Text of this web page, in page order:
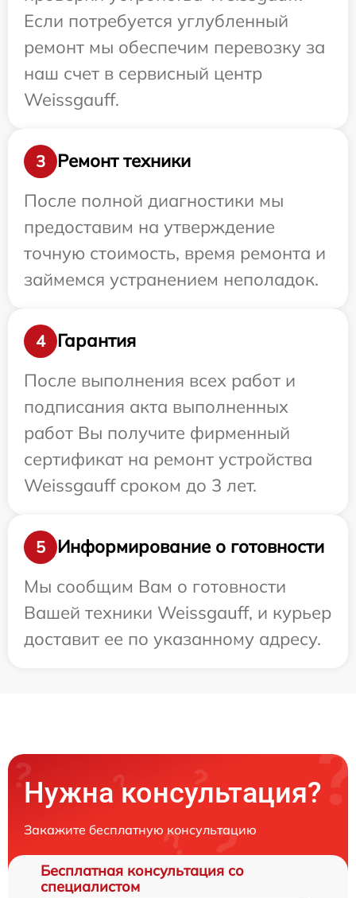
Если потребуется углубленный
ремонт мы обеспечим перевозку за
наш счет в сервисный центр
Weissgauff.
3
Ремонт техники
После полной диагностики мы
предоставим на утверждение
точную стоимость, время ремонта и
займемся устранением неполадок.
4
Гарантия
После выполнения всех работ и
подписания акта выполненных
работ Вы получите фирменный
сертификат на ремонт устройства
Weissgauff сроком до 3 лет.
5
Информирование о готовности
Мы сообщим Вам о готовности
Вашей техники Weissgauff, и курьер
доставит ее по указанному адресу.
Нужна консультация?
Закажите бесплатную консультацию
Бесплатная консультация со
специалистом